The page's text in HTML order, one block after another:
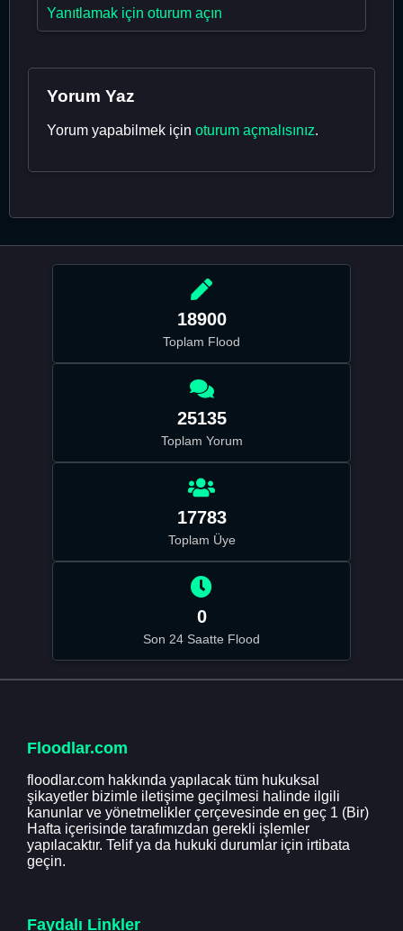
Yanıtlamak için oturum açın
Yorum Yaz
Yorum yapabilmek için oturum açmalısınız.
18900
Toplam Flood
25135
Toplam Yorum
17783
Toplam Üye
0
Son 24 Saatte Flood
Floodlar.com
floodlar.com hakkında yapılacak tüm hukuksal
şikayetler bizimle iletişime geçilmesi halinde ilgili
kanunlar ve yönetmelikler çerçevesinde en geç 1 (Bir)
Hafta içerisinde tarafımızdan gerekli işlemler
yapılacaktır. Telif ya da hukuki durumlar için irtibata
geçin.
Faydalı Linkler